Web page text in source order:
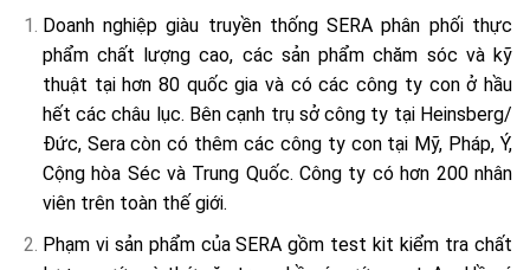
Doanh nghiệp giàu truyền thống SERA phân phối thực
phẩm chất lượng cao, các sản phẩm chăm sóc và kỹ
thuật tại hơn 80 quốc gia và có các công ty con ở hầu
hết các châu lục. Bên cạnh trụ sở công ty tại Heinsberg/
Đức, Sera còn có thêm các công ty con tại Mỹ, Pháp, Ý,
Cộng hòa Séc và Trung Quốc. Công ty có hơn 200 nhân
viên trên toàn thế giới.
Phạm vi sản phẩm của SERA gồm test kit kiểm tra chất